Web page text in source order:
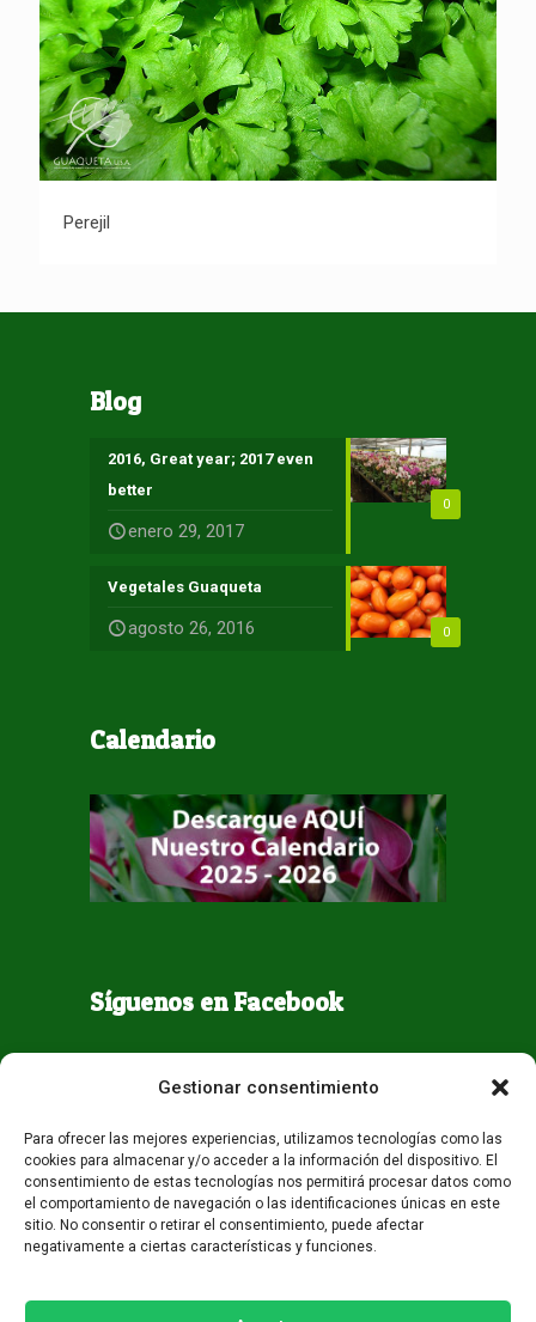
Gestionar consentimiento
Para ofrecer las mejores experiencias, utilizamos tecnologías como las
cookies para almacenar y/o acceder a la información del dispositivo. El
consentimiento de estas tecnologías nos permitirá procesar datos como
el comportamiento de navegación o las identificaciones únicas en este
sitio. No consentir o retirar el consentimiento, puede afectar
negativamente a ciertas características y funciones.
Perejil
Blog
0
2016, Great year; 2017 even
better
enero 29, 2017
0
Vegetales Guaqueta
agosto 26, 2016
Calendario
Síguenos en Facebook
Todos los derechos reservados - Guaqueta USA 2026